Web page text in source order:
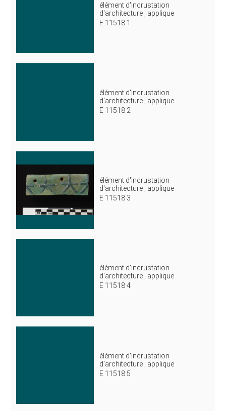
élément d'incrustation
d'architecture ; applique
E 11518 1
élément d'incrustation
d'architecture ; applique
E 11518 2
élément d'incrustation
d'architecture ; applique
E 11518 3
élément d'incrustation
d'architecture ; applique
E 11518 4
élément d'incrustation
d'architecture ; applique
E 11518 5